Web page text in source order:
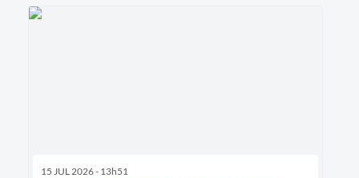
15 JUL 2026 - 13h51